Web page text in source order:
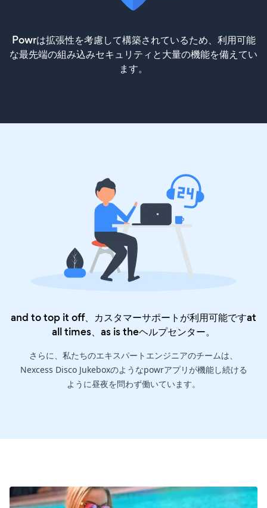
Powrは拡張性を考慮して構築されているため、利用可能
な最先端の組み込みセキュリティと大量の機能を備えてい
ます。
and to top it off、カスタマーサポートが利用可能ですat
all times、as is theヘルプセンター。
さらに、私たちのエキスパートエンジニアのチームは、
Nexcess Disco Jukeboxのようなpowrアプリが機能し続ける
ように昼夜を問わず働いています。